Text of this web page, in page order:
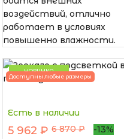
воздействий, отлично
работает в условиях
повышенно влажности.
НОВИНКА
Доступны любые размеры
Есть в наличии
5 962 ₽ 6 870 ₽
-13%